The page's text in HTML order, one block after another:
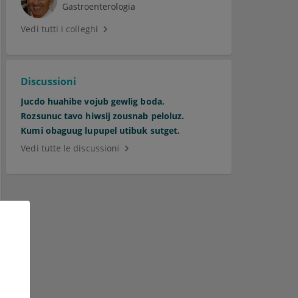
Gastroenterologia
Vedi tutti i colleghi
Discussioni
Jucdo huahibe vojub gewlig boda.
Rozsunuc tavo hiwsij zousnab peloluz.
Kumi obaguug lupupel utibuk sutget.
Vedi tutte le discussioni